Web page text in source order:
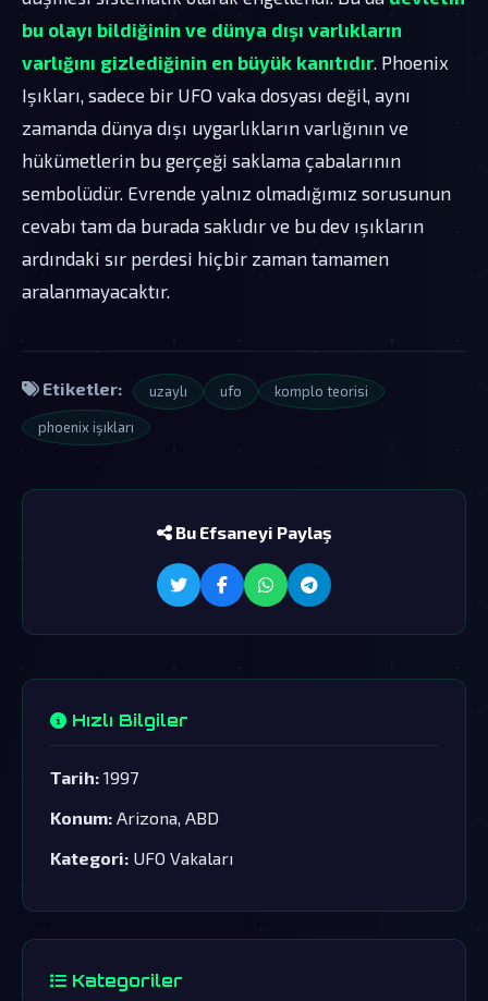
bu olayı bildiğinin ve dünya dışı varlıkların
varlığını gizlediğinin en büyük kanıtıdır . Phoenix
Işıkları, sadece bir UFO vaka dosyası değil, aynı
zamanda dünya dışı uygarlıkların varlığının ve
hükümetlerin bu gerçeği saklama çabalarının
sembolüdür. Evrende yalnız olmadığımız sorusunun
cevabı tam da burada saklıdır ve bu dev ışıkların
ardındaki sır perdesi hiçbir zaman tamamen
aralanmayacaktır.
Etiketler: uzaylı ufo komplo teorisi
phoenix işıkları
Bu Efsaneyi Paylaş
Hızlı Bilgiler
Tarih: 1997
Konum: Arizona, ABD
Kategori: UFO Vakaları
Kategoriler